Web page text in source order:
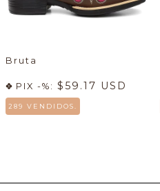
Bruta
PIX -%: $59.17 USD
289 VENDIDOS.